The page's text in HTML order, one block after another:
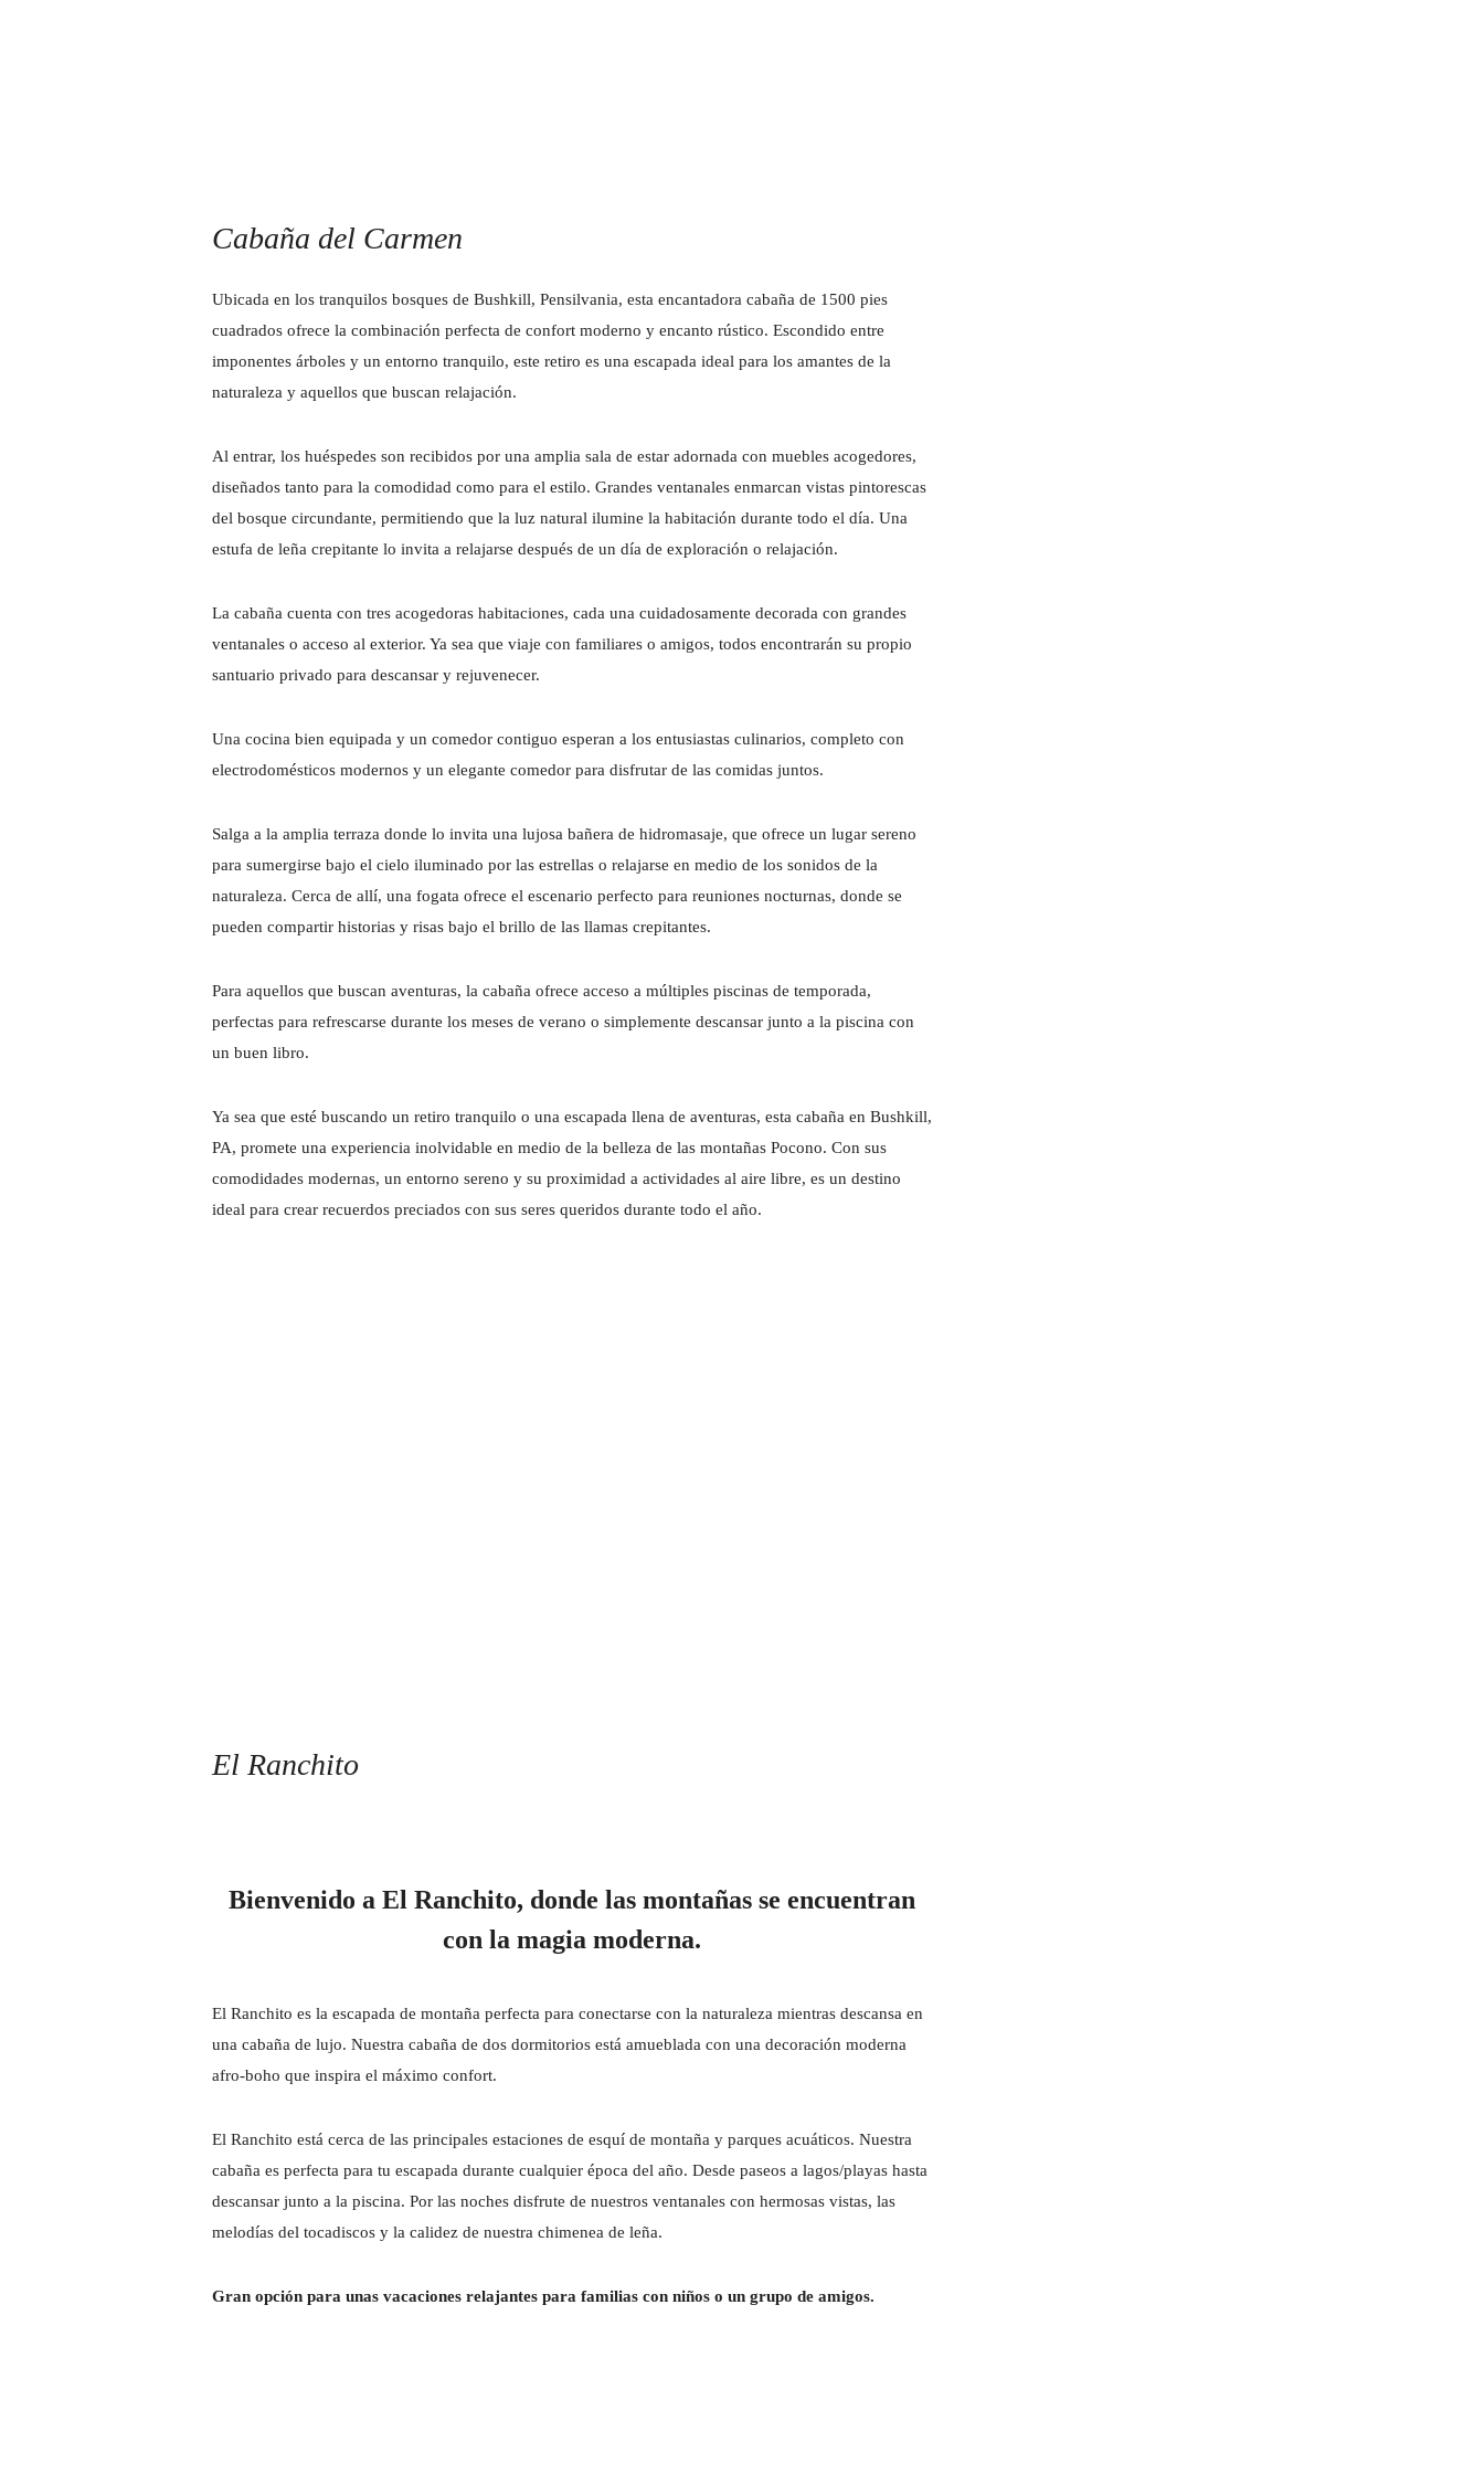
Cabaña del Carmen
Ubicada en los tranquilos bosques de Bushkill, Pensilvania, esta encantadora cabaña de 1500 pies
cuadrados ofrece la combinación perfecta de confort moderno y encanto rústico. Escondido entre
imponentes árboles y un entorno tranquilo, este retiro es una escapada ideal para los amantes de la
naturaleza y aquellos que buscan relajación.
Al entrar, los huéspedes son recibidos por una amplia sala de estar adornada con muebles acogedores,
diseñados tanto para la comodidad como para el estilo. Grandes ventanales enmarcan vistas pintorescas
del bosque circundante, permitiendo que la luz natural ilumine la habitación durante todo el día. Una
estufa de leña crepitante lo invita a relajarse después de un día de exploración o relajación.
La cabaña cuenta con tres acogedoras habitaciones, cada una cuidadosamente decorada con grandes
ventanales o acceso al exterior. Ya sea que viaje con familiares o amigos, todos encontrarán su propio
santuario privado para descansar y rejuvenecer.
Una cocina bien equipada y un comedor contiguo esperan a los entusiastas culinarios, completo con
electrodomésticos modernos y un elegante comedor para disfrutar de las comidas juntos.
Salga a la amplia terraza donde lo invita una lujosa bañera de hidromasaje, que ofrece un lugar sereno
para sumergirse bajo el cielo iluminado por las estrellas o relajarse en medio de los sonidos de la
naturaleza. Cerca de allí, una fogata ofrece el escenario perfecto para reuniones nocturnas, donde se
pueden compartir historias y risas bajo el brillo de las llamas crepitantes.
Para aquellos que buscan aventuras, la cabaña ofrece acceso a múltiples piscinas de temporada,
perfectas para refrescarse durante los meses de verano o simplemente descansar junto a la piscina con
un buen libro.
Ya sea que esté buscando un retiro tranquilo o una escapada llena de aventuras, esta cabaña en Bushkill,
PA, promete una experiencia inolvidable en medio de la belleza de las montañas Pocono. Con sus
comodidades modernas, un entorno sereno y su proximidad a actividades al aire libre, es un destino
ideal para crear recuerdos preciados con sus seres queridos durante todo el año.
El Ranchito
Bienvenido a El Ranchito, donde las montañas se encuentran
con la magia moderna.
El Ranchito es la escapada de montaña perfecta para conectarse con la naturaleza mientras descansa en
una cabaña de lujo. Nuestra cabaña de dos dormitorios está amueblada con una decoración moderna
afro-boho que inspira el máximo confort.
El Ranchito está cerca de las principales estaciones de esquí de montaña y parques acuáticos. Nuestra
cabaña es perfecta para tu escapada durante cualquier época del año. Desde paseos a lagos/playas hasta
descansar junto a la piscina. Por las noches disfrute de nuestros ventanales con hermosas vistas, las
melodías del tocadiscos y la calidez de nuestra chimenea de leña.
Gran opción para unas vacaciones relajantes para familias con niños o un grupo de amigos.